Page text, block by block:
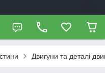
Двигуни та деталі